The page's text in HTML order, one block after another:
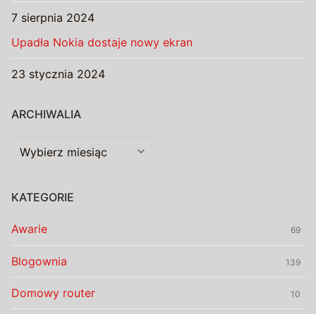
7 sierpnia 2024
Upadła Nokia dostaje nowy ekran
23 stycznia 2024
ARCHIWALIA
Archiwalia
KATEGORIE
Awarie 69
Blogownia 139
Domowy router 10